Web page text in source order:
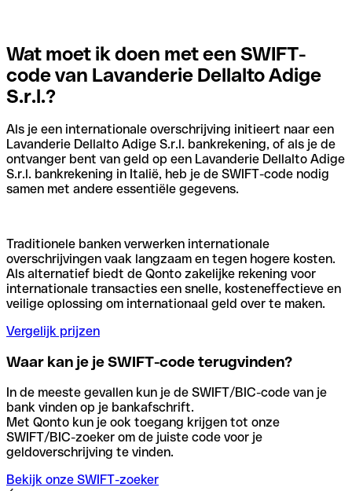
Wat moet ik doen met een SWIFT-
code van Lavanderie Dellalto Adige
S.r.l.?
Als je een internationale overschrijving initieert naar een
Lavanderie Dellalto Adige S.r.l. bankrekening, of als je de
ontvanger bent van geld op een Lavanderie Dellalto Adige
S.r.l. bankrekening in Italië, heb je de SWIFT-code nodig
samen met andere essentiële gegevens.
Traditionele banken verwerken internationale
overschrijvingen vaak langzaam en tegen hogere kosten.
Als alternatief biedt de Qonto zakelijke rekening voor
internationale transacties een snelle, kosteneffectieve en
veilige oplossing om internationaal geld over te maken.
Vergelijk prijzen
Waar kan je je SWIFT-code terugvinden?
In de meeste gevallen kun je de SWIFT/BIC-code van je
bank vinden op je bankafschrift.
Met Qonto kun je ook toegang krijgen tot onze
SWIFT/BIC-zoeker om de juiste code voor je
geldoverschrijving te vinden.
Bekijk onze SWIFT-zoeker